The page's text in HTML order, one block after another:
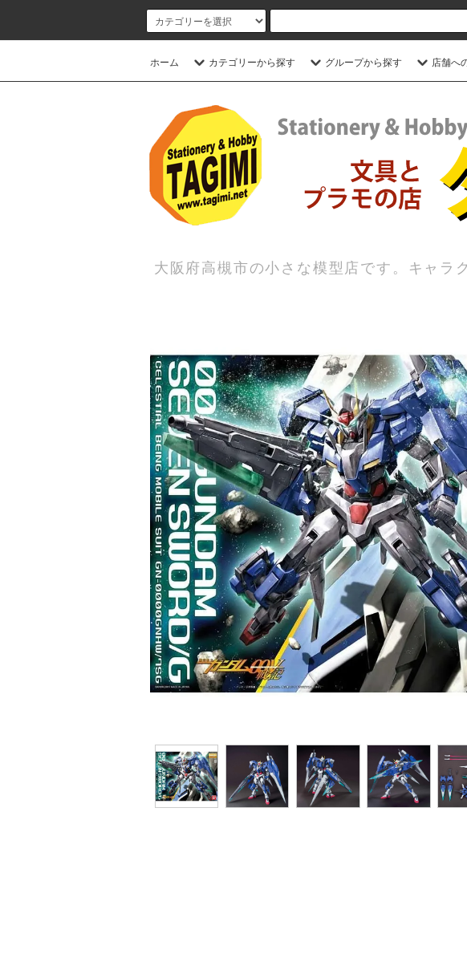
ホーム カテゴリーから探す グループから探す 店舗へ
大阪府高槻市の小さな模型店です。キャラ